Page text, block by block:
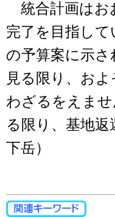
統合計画はお
完了を目指し
の予算案に示
見る限り、お
わざるをえま
る限り、基地
下岳）